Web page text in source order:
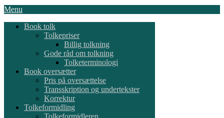
Menu
Book tolk
Tolkepriser
Billig tolkning
Gode råd om tolkning
Tolketerminologi
Book oversætter
Pris på oversættelse
Transskription og undertekster
Korrektur
Tolkeformidling